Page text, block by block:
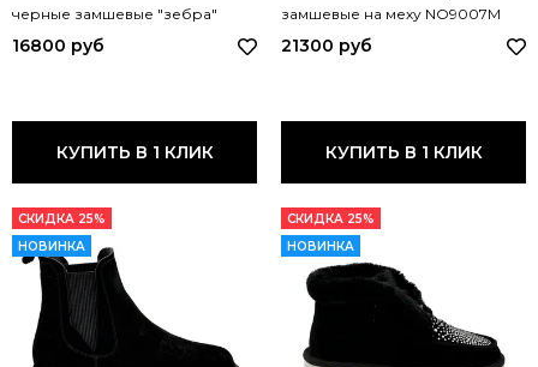
черные замшевые "зебра"
демисезонные MA-LP04 NIL
16800 руб
КУПИТЬ В 1 КЛИК
замшевые на меху NO9007M
NIL NERO
21300 руб
КУПИТЬ В 1 КЛИК
СКИДКА 25%
НОВИНКА
СКИДКА 25%
НОВИНКА